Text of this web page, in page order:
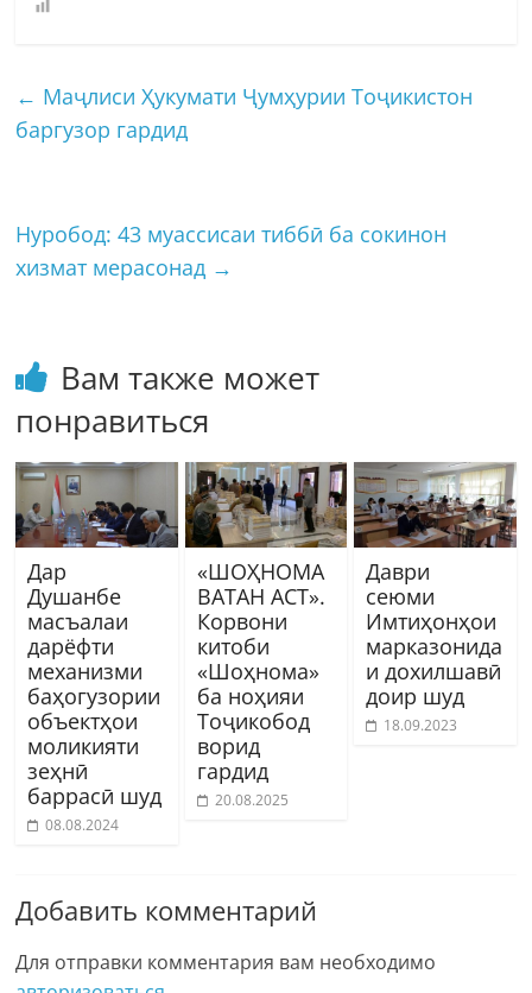
← Маҷлиси Ҳукумати Ҷумҳурии Тоҷикистон
баргузор гардид
Нуробод: 43 муассисаи тиббӣ ба сокинон
хизмат мерасонад →
Вам также может
понравиться
Дар
Душанбе
масъалаи
дарёфти
механизми
баҳогузории
объектҳои
моликияти
зеҳнӣ
баррасӣ шуд
08.08.2024
«ШОҲНОМА
ВАТАН АСТ».
Корвони
китоби
«Шоҳнома»
ба ноҳияи
Тоҷикобод
ворид
гардид
20.08.2025
Даври
сеюми
Имтиҳонҳои
марказонида
и дохилшавӣ
доир шуд
18.09.2023
Добавить комментарий
Для отправки комментария вам необходимо